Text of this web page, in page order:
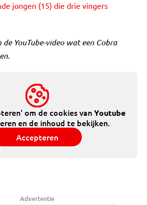
jongen (15) die drie vingers
YouTube-video wat een Cobra
om de cookies vanYoutube
en de inhoud te bekijken.
Accepteren
Advertentie